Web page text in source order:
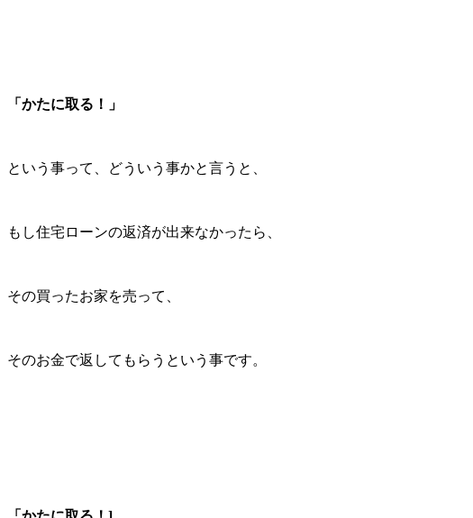
「かたに取る！」
という事って、どういう事かと言うと、
もし住宅ローンの返済が出来なかったら、
その買ったお家を売って、
そのお金で返してもらうという事です。